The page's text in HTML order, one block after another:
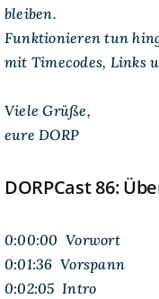
bleiben.
Funktionieren tun
mit Timecodes, Links
Viele Grüße,
eure DORP
DORPCast 86:
0:00:00 Vorwort
0:01:36 Vorspann
0:02:05 Intro